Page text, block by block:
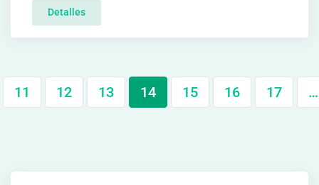
Detalles
11 12 13 14 15 16 17 …